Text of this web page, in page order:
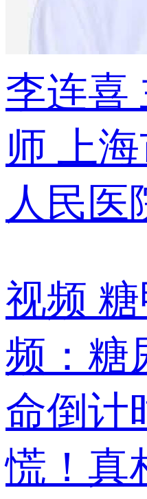
李连喜
师 上
人民医
视频
频：糖
命倒计
慌！真